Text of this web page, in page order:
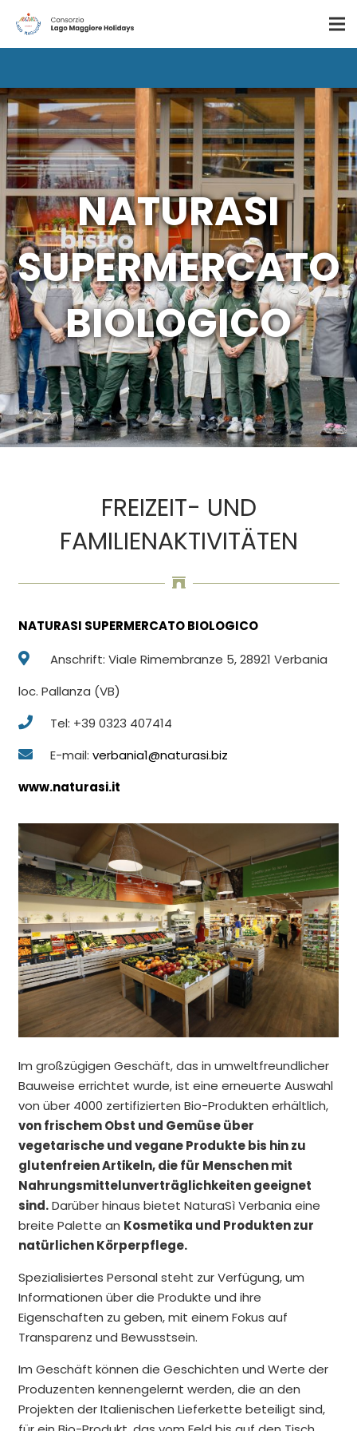
NATURASI
SUPERMERCATO
BIOLOGICO
FREIZEIT- UND
FAMILIENAKTIVITÄTEN
NATURASI SUPERMERCATO BIOLOGICO
Anschrift: Viale Rimembranze 5, 28921 Verbania
loc. Pallanza (VB)
Tel: +39 0323 407414
E-mail: verbania1@naturasi.biz
www.naturasi.it
Im großzügigen Geschäft, das in umweltfreundlicher
Bauweise errichtet wurde, ist eine erneuerte Auswahl
von über 4000 zertifizierten Bio-Produkten erhältlich,
von frischem Obst und Gemüse über
vegetarische und vegane Produkte bis hin zu
glutenfreien Artikeln, die für Menschen mit
Nahrungsmittelunverträglichkeiten geeignet
sind.Darüber hinaus bietet NaturaSì Verbania eine
breite Palette an Kosmetika und Produkten zur
natürlichen Körperpflege.
Spezialisiertes Personal steht zur Verfügung, um
Informationen über die Produkte und ihre
Eigenschaften zu geben, mit einem Fokus auf
Transparenz und Bewusstsein.
Im Geschäft können die Geschichten und Werte der
Produzenten kennengelernt werden, die an den
Projekten der Italienischen Lieferkette beteiligt sind,